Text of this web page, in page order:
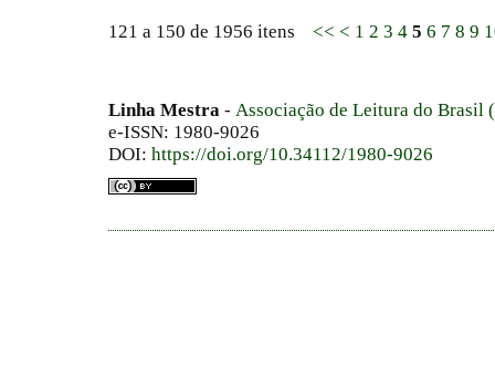
121 a 150 de 1956 itens << < 1 2 3 4 5 6 7 8 9
Linha Mestra - Associação de Leitura do Brasil
e-ISSN: 1980-9026
DOI: https://doi.org/10.34112/1980-9026